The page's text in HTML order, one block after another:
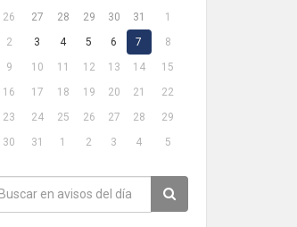
26 27 28 29 30 31
1
2
3 4 5 6 7
8
9
10 11 12 13 14
15
16
17 18 19 20 21
22
23
24 25 26 27 28
29
30
31 1 2 3 4 5